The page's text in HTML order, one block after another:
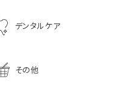
デンタルケア
その他